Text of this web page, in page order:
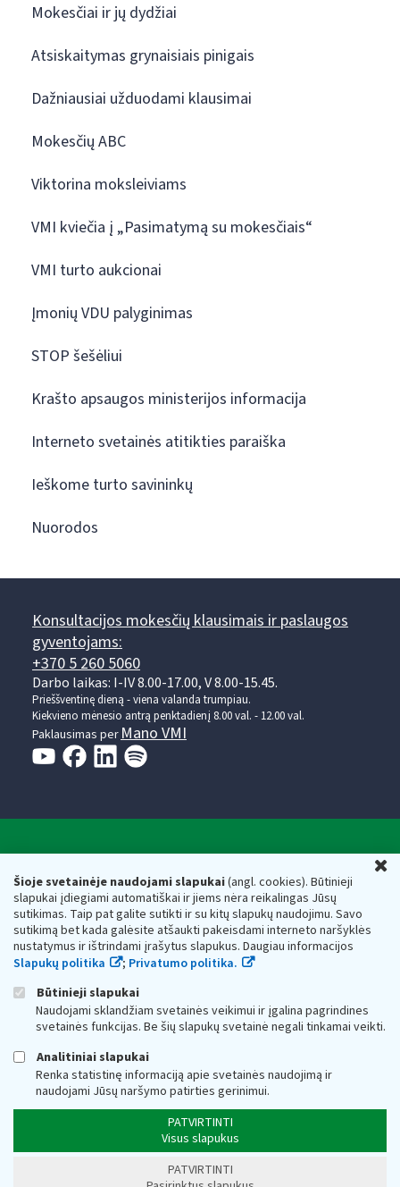
Šioje svetainėje naudojami slapukai(angl. cookies). Būtinieji
slapukai įdiegiami automatiškai ir jiems nėra reikalingas Jūsų
sutikimas. Taip pat galite sutikti ir su kitų slapukų naudojimu. Savo
sutikimą bet kada galėsite atšaukti pakeisdami interneto naršyklės
nustatymus ir ištrindami įrašytus slapukus. Daugiau informacijos
Slapukų politika
; Privatumo politika.
Būtinieji slapukai
Naudojami sklandžiam svetainės veikimui ir įgalina pagrindines
svetainės funkcijas. Be šių slapukų svetainė negali tinkamai veikti.
Analitiniai slapukai
Renka statistinę informaciją apie svetainės naudojimą ir
naudojami Jūsų naršymo patirties gerinimui.
PATVIRTINTI
Visus slapukus
PATVIRTINTI
Mokesčiai ir jų dydžiai
Atsiskaitymas grynaisiais pinigais
Dažniausiai užduodami klausimai
Mokesčių ABC
Viktorina moksleiviams
VMI kviečia į „Pasimatymą su mokesčiais“
VMI turto aukcionai
Įmonių VDU palyginimas
STOP šešėliui
Krašto apsaugos ministerijos informacija
Interneto svetainės atitikties paraiška
Ieškome turto savininkų
Nuorodos
Konsultacijos mokesčių klausimais ir paslaugos
gyventojams:
+370 5 260 5060
Darbo laikas: I-IV 8.00-17.00, V 8.00-15.45.
Prieššventinę dieną - viena valanda trumpiau.
Kiekvieno mėnesio antrą penktadienį 8.00 val. - 12.00 val.
Paklausimas per Mano VMI
Respublikos finansų ministerijos
Biudžetinė įstaiga. Juridinio asmens kodas — 188659752,
adresas: Vasario 16-osios g. 14, 01107 Vilnius, Lietuva, el.paštas:
vmi@vmi.lt, E. pristatymo dėžutės adresas 188659752
Duomenys apie Valstybinę mokesčių inspekciją prie Lietuvos
Respublikos finansų ministerijos kaupiami ir saugomi Juridinių